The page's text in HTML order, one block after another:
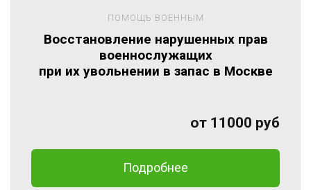
ПОМОЩЬ ВОЕННЫМ
Восстановление нарушенных прав
военнослужащих
при их увольнении в запас в Москве
от 11000 руб
Подробнее